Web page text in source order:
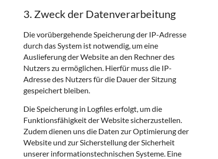
3. Zweck der Datenverarbeitung
Die vorübergehende Speicherung der IP-Adresse
durch das System ist notwendig, um eine
Auslieferung der Website an den Rechner des
Nutzers zu ermöglichen. Hierfür muss die IP-
Adresse des Nutzers für die Dauer der Sitzung
gespeichert bleiben.
Die Speicherung in Logfiles erfolgt, um die
Funktionsfähigkeit der Website sicherzustellen.
Zudem dienen uns die Daten zur Optimierung der
Website und zur Sicherstellung der Sicherheit
unserer informationstechnischen Systeme. Eine